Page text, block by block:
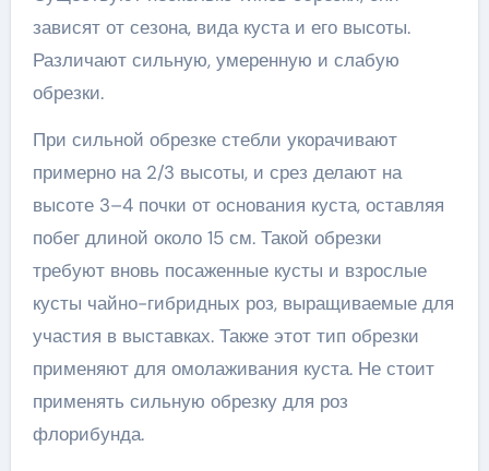
зависят от сезона, вида куста и его высоты.
Различают сильную, умеренную и слабую
обрезки.
При сильной обрезке стебли укорачивают
примерно на 2/3 высоты, и срез делают на
высоте 3–4 почки от основания куста, оставляя
побег длиной около 15 см. Такой обрезки
требуют вновь посаженные кусты и взрослые
кусты чайно-гибридных роз, выращиваемые для
участия в выставках. Также этот тип обрезки
применяют для омолаживания куста. Не стоит
применять сильную обрезку для роз
флорибунда.